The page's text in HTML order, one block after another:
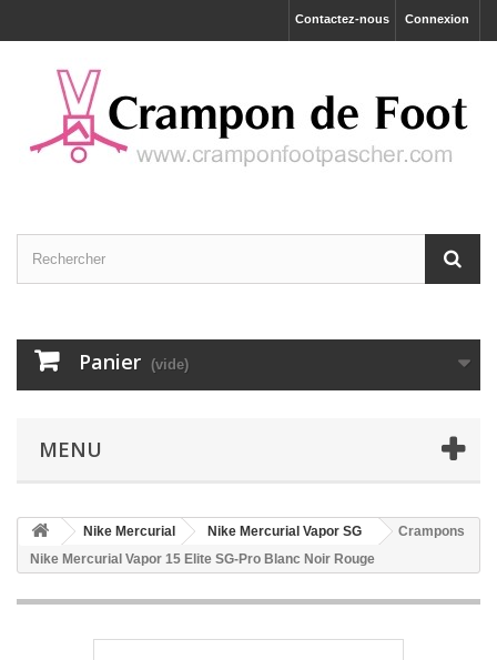
Connexion
Contactez-nous
Panier (vide)
MENU
Nike Mercurial Nike Mercurial Vapor SG
Crampons
Nike Mercurial Vapor 15 Elite SG-Pro Blanc Noir Rouge